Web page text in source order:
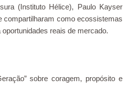
(Instituto Hélice), Paulo Kayser
compartilharam como ecossistemas
reais de mercado.
sobre coragem, propósito e